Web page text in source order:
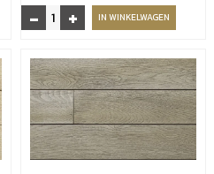
-
Millboard
Jarrah
plank
3600
32
176
+ IN WINKELWAGEN